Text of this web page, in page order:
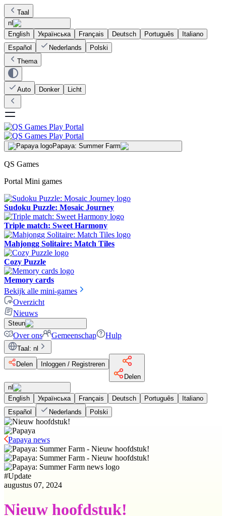
Taal
nl
English
Українська Français Deutsch Português
Italiano
Español
Nederlands
Polski
Thema
Auto Donker Licht
Papaya: Summer Farm
QS Games
Portal Mini games
Sudoku Puzzle: Mosaic Journey
Triple match: Sweet Harmony
Mahjongg Solitaire: Match Tiles
Cozy Puzzle
Memory cards
Bekijk alle mini-games
Overzicht
Nieuws
Steun
Over ons Gemeenschap Hulp
Taal : nl
Delen
Inloggen / Registreren
Delen
nl
English
Українська Français Deutsch Português
Italiano
Español
Nederlands Polski
Papaya news
#Update
augustus 07, 2024
Nieuw hoofdstuk!